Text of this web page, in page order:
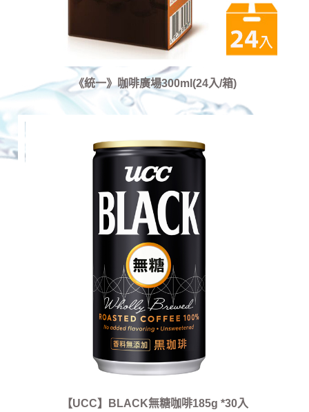
《統一》咖啡廣場300ml(24入/箱)
【UCC】BLACK無糖咖啡185g *30入